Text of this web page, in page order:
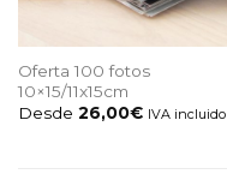
Oferta 100 fotos
10×15/11x15cm
Desde 26,00€ IVA incluido